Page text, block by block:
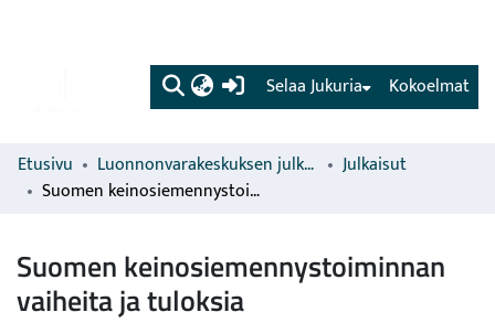
(current) Kokoelmat
Selaa Jukuria
Etusivu Luonnonvarakeskuksen julkaisut
Julkaisut
Suomen keinosiemennystoiminnan vaiheita ja tuloksia
Suomen keinosiemennystoiminnan
vaiheita ja tuloksia